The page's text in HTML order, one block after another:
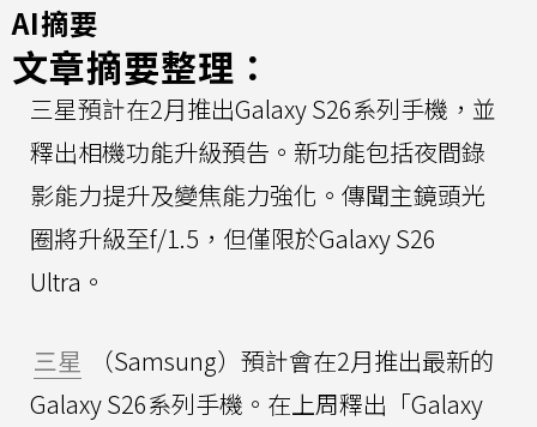
AI摘要
文章摘要整理：
三星預計在2月推出Galaxy S26系列手機，並
釋出相機功能升級預告。新功能包括夜間錄
影能力提升及變焦能力強化。傳聞主鏡頭光
圈將升級至f/1.5，但僅限於Galaxy S26
Ultra。
三星
（Samsung）預計會在2月推出最新的
Galaxy S26系列手機。在上周釋出「Galaxy